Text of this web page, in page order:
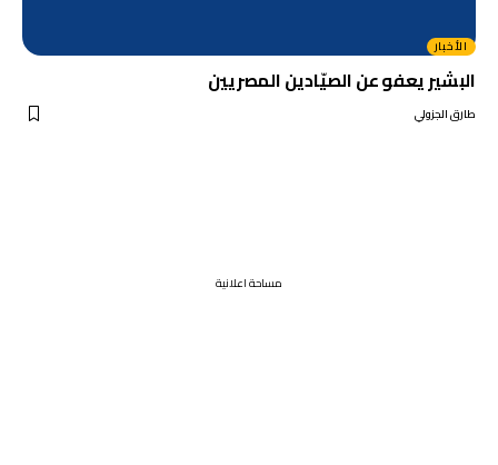
الأخبار
البشير يعفو عن الصيّادين المصريين
طارق الجزولي
مساحة اعلانية